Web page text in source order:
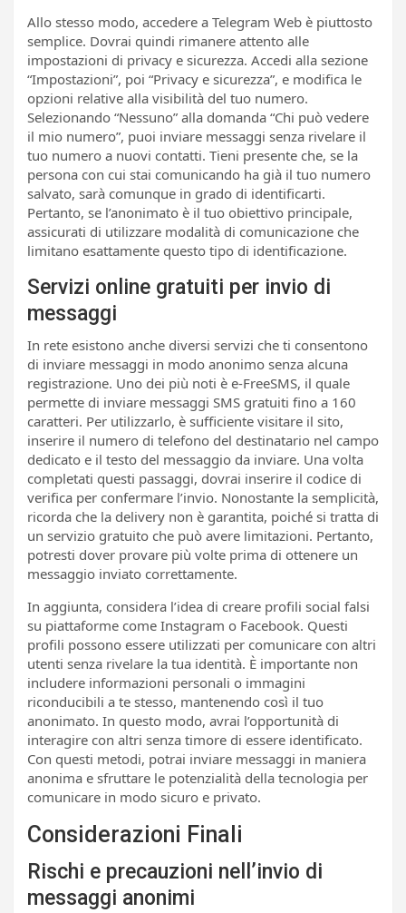
Allo stesso modo, accedere a Telegram Web è piuttosto
semplice. Dovrai quindi rimanere attento alle
impostazioni di privacy e sicurezza. Accedi alla sezione
“Impostazioni”, poi “Privacy e sicurezza”, e modifica le
opzioni relative alla visibilità del tuo numero.
Selezionando “Nessuno” alla domanda “Chi può vedere
il mio numero”, puoi inviare messaggi senza rivelare il
tuo numero a nuovi contatti. Tieni presente che, se la
persona con cui stai comunicando ha già il tuo numero
salvato, sarà comunque in grado di identificarti.
Pertanto, se l’anonimato è il tuo obiettivo principale,
assicurati di utilizzare modalità di comunicazione che
limitano esattamente questo tipo di identificazione.
Servizi online gratuiti per invio di
messaggi
In rete esistono anche diversi servizi che ti consentono
di inviare messaggi in modo anonimo senza alcuna
registrazione. Uno dei più noti è e-FreeSMS, il quale
permette di inviare messaggi SMS gratuiti fino a 160
caratteri. Per utilizzarlo, è sufficiente visitare il sito,
inserire il numero di telefono del destinatario nel campo
dedicato e il testo del messaggio da inviare. Una volta
completati questi passaggi, dovrai inserire il codice di
verifica per confermare l’invio. Nonostante la semplicità,
ricorda che la delivery non è garantita, poiché si tratta di
un servizio gratuito che può avere limitazioni. Pertanto,
potresti dover provare più volte prima di ottenere un
messaggio inviato correttamente.
In aggiunta, considera l’idea di creare profili social falsi
su piattaforme come Instagram o Facebook. Questi
profili possono essere utilizzati per comunicare con altri
utenti senza rivelare la tua identità. È importante non
includere informazioni personali o immagini
riconducibili a te stesso, mantenendo così il tuo
anonimato. In questo modo, avrai l’opportunità di
interagire con altri senza timore di essere identificato.
Con questi metodi, potrai inviare messaggi in maniera
anonima e sfruttare le potenzialità della tecnologia per
comunicare in modo sicuro e privato.
Considerazioni Finali
Rischi e precauzioni nell’invio di
messaggi anonimi